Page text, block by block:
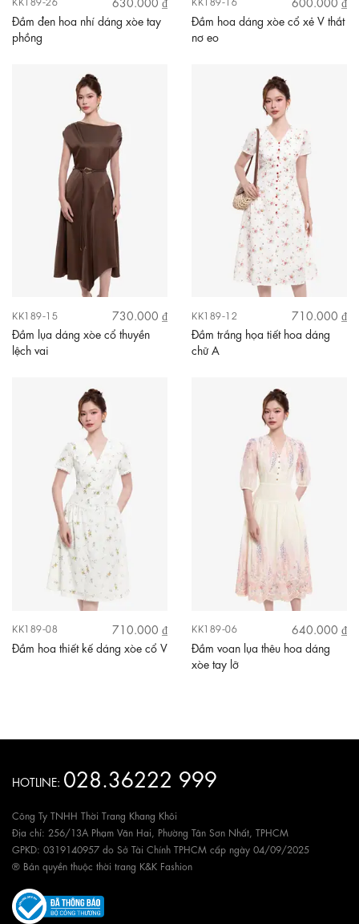
Đầm đen hoa nhí dáng xòe tay
phồng
Đầm hoa dáng xòe cổ xẻ V thắt
nơ eo
KK189-15
730.000 ₫
Đầm lụa dáng xòe cổ thuyền
lệch vai
KK189-12
710.000 ₫
Đầm trắng họa tiết hoa dáng
chữ A
KK189-08
710.000 ₫
Đầm hoa thiết kế dáng xòe cổ V
KK189-06
640.000 ₫
Đầm voan lụa thêu hoa dáng
xòe tay lỡ
HOTLINE: 028.36222 999
Công Ty TNHH Thời Trang Khang Khôi
Địa chỉ: 256/13A Phạm Văn Hai, Phường Tân Sơn Nhất, TPHCM
GPKD: 0319140957 do Sở Tài Chính TPHCM cấp ngày 04/09/2025
® Bản quyền thuộc thời trang K&K Fashion